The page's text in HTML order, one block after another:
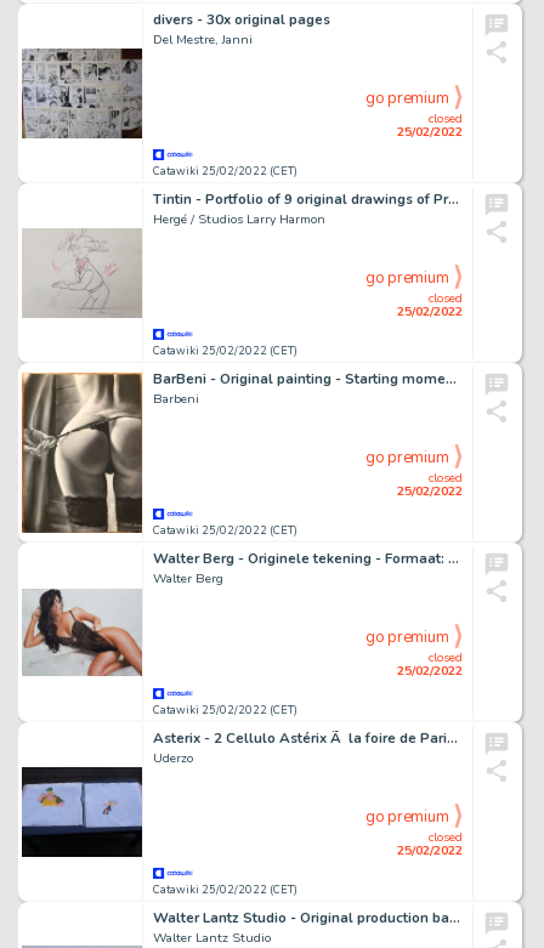
divers - 30x original pages
Del Mestre, Janni
Catawiki 25/02/2022 (CET)
closed
25/02/2022
go premium
Tintin - Portfolio of 9 original drawings of Professeur Tournesol - On a marché sur la lune - (1960's)
Hergé / Studios Larry Harmon
Catawiki 25/02/2022 (CET)
closed
25/02/2022
go premium
BarBeni - Original painting - Starting moment -ll- Size: 30 x 40 cm.
Barbeni
Catawiki 25/02/2022 (CET)
closed
25/02/2022
go premium
Walter Berg - Originele tekening - Formaat: 58 x 42 cm.
Walter Berg
Catawiki 25/02/2022 (CET)
closed
25/02/2022
go premium
Asterix - 2 Cellulo Astérix Ã la foire de Paris Studio Idéfix Année 70' - Page volante - Exemplaire unique - (1970/1970)
Uderzo
Catawiki 25/02/2022 (CET)
closed
25/02/2022
go premium
Walter Lantz Studio - Original production background - Woody Woodpecker - 'Feudin, Fightin-n-Fussin' - (1968)
Walter Lantz Studio